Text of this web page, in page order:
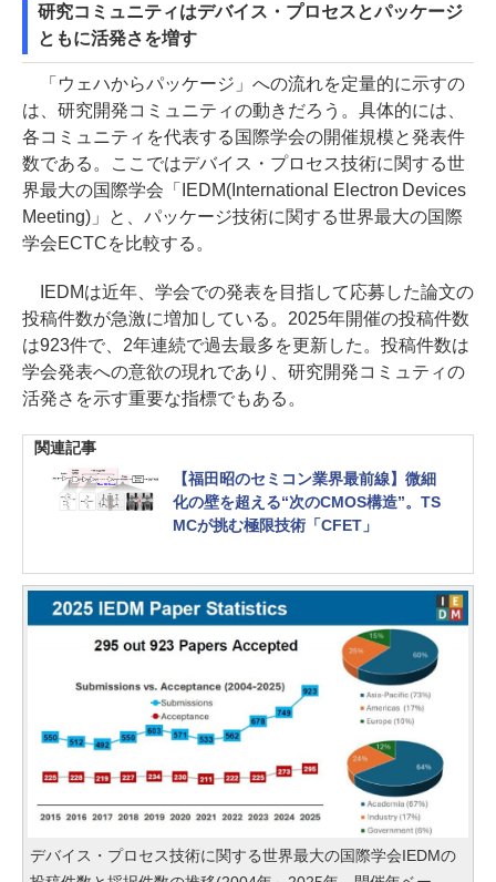
研究コミュニティはデバイス・プロセスとパッケージ
ともに活発さを増す
「ウェハからパッケージ」への流れを定量的に示すの
は、研究開発コミュニティの動きだろう。具体的には、
各コミュニティを代表する国際学会の開催規模と発表件
数である。ここではデバイス・プロセス技術に関する世
界最大の国際学会「IEDM(International Electron Devices
Meeting)」と、パッケージ技術に関する世界最大の国際
学会ECTCを比較する。
IEDMは近年、学会での発表を目指して応募した論文の
投稿件数が急激に増加している。2025年開催の投稿件数
は923件で、2年連続で過去最多を更新した。投稿件数は
学会発表への意欲の現れであり、研究開発コミュティの
活発さを示す重要な指標でもある。
関連記事
【福田昭のセミコン業界最前線】微細
化の壁を超える“次のCMOS構造”。TS
MCが挑む極限技術「CFET」
デバイス・プロセス技術に関する世界最大の国際学会IEDMの